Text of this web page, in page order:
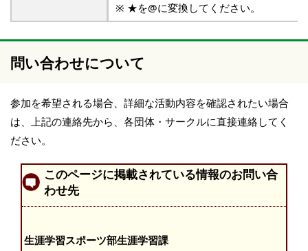
※ ★を@に変換してください。
問い合わせについて
参加を希望される場合、詳細な活動内容を確認されたい場合
は、上記の連絡先から、各団体・サークルに直接連絡してく
ださい。
このページに掲載されている情報のお問い合
わせ先
生涯学習スポーツ部生涯学習課